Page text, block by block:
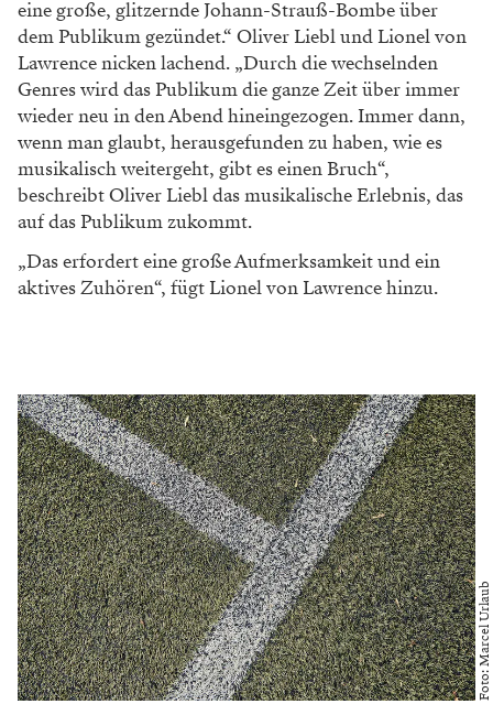
einegroße, glitzernde Johann-Strauß-Bombeüber
dem Publikum gezündet.“ OliverLiebl und Lionel von
Lawrence nickenlachend. „Durch die wechselnden
Genreswird das Publikum die ganze Zeit überimmer
wieder neu in den Abend hineingezogen. Immer dann,
wenn man glaubt, herausgefunden zu haben, wie es
musikalisch weitergeht, gibt es einen Bruch“,
beschreibt Oliver Liebl das musikalischeErlebnis, das
auf das Publikum zukommt.
„Das erfordert eine große Aufmerksamkeit und ein
aktives Zuhören“, fügt Lionelvon Lawrence hinzu.
Foto: Marcel Urlaub